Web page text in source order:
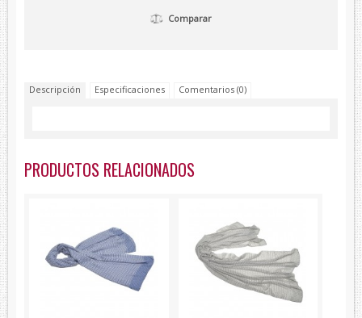
Devota&Lomba
Comparar
Descripción Especificaciones Comentarios (0)
PRODUCTOS RELACIONADOS